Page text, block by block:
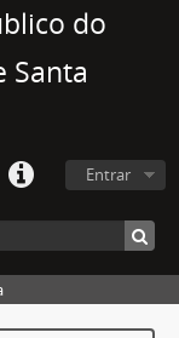
do
Santa
Entrar